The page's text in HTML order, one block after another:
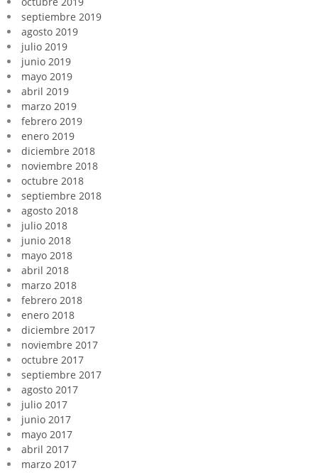
septiembre 2019
agosto 2019
julio 2019
junio 2019
mayo 2019
abril 2019
marzo 2019
febrero 2019
enero 2019
diciembre 2018
noviembre 2018
octubre 2018
septiembre 2018
agosto 2018
julio 2018
junio 2018
mayo 2018
abril 2018
marzo 2018
febrero 2018
enero 2018
diciembre 2017
noviembre 2017
octubre 2017
septiembre 2017
agosto 2017
julio 2017
junio 2017
mayo 2017
abril 2017
marzo 2017